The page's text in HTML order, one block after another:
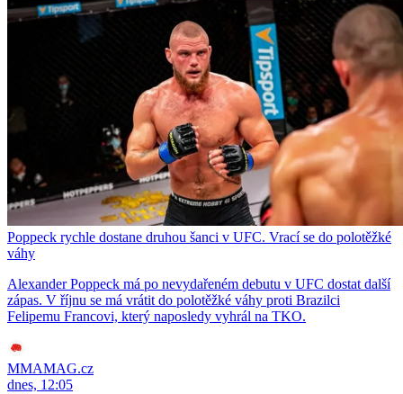
Poppeck rychle dostane druhou šanci v UFC. Vrací se do polotěžké
váhy
Alexander Poppeck má po nevydařeném debutu v UFC dostat další
zápas. V říjnu se má vrátit do polotěžké váhy proti Brazilci
Felipemu Francovi, který naposledy vyhrál na TKO.
MMAMAG.cz
dnes, 12:05